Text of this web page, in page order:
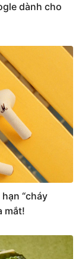
dành cho
“cháy
mắt!